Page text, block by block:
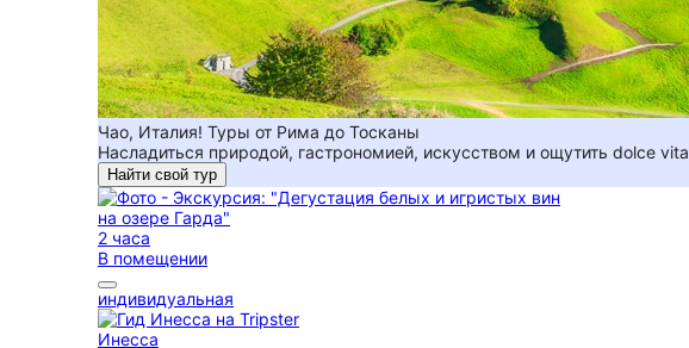
Чао, Италия! Туры от Рима до Тосканы
Насладиться природой, гастрономией, искусством и ощутить dolce vita
Найти свой тур
2 часа
В помещении
индивидуальная
Инесса